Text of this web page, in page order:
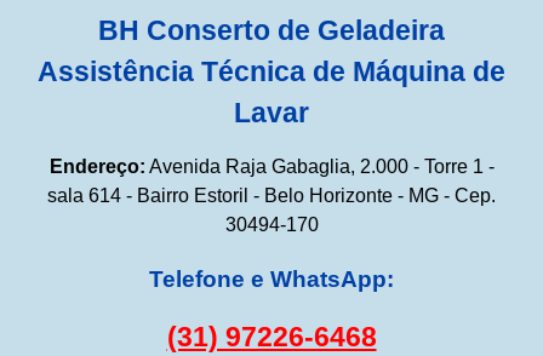
BH Conserto de Geladeira
Assistência Técnica de Máquina de
Lavar
Endereço: Avenida Raja Gabaglia, 2.000 - Torre 1 -
sala 614 - Bairro Estoril - Belo Horizonte - MG - Cep.
30494-170
Telefone e WhatsApp:
(31) 97226-6468